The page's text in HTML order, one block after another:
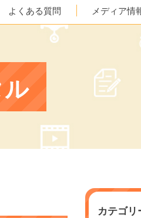
よくある質問 メディア情
カテゴリ